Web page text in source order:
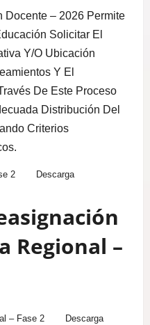
Docente – 2026 Permite
Solicitar El
Y/o Ubicación
Y El
De Este Proceso
Distribución Del
Criterios
2 Descarga
Regional –
– Fase 2 Descarga